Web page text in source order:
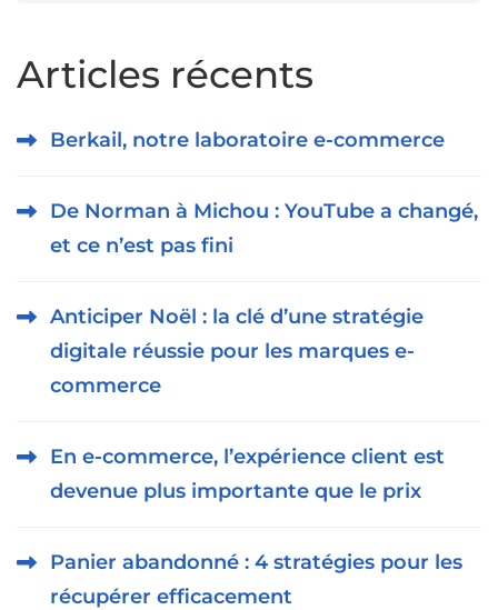
Articles récents
Berkail, notre laboratoire e-commerce
De Norman à Michou : YouTube a changé,
et ce n’est pas fini
Anticiper Noël : la clé d’une stratégie
digitale réussie pour les marques e-
commerce
En e-commerce, l’expérience client est
devenue plus importante que le prix
Panier abandonné : 4 stratégies pour les
récupérer efficacement